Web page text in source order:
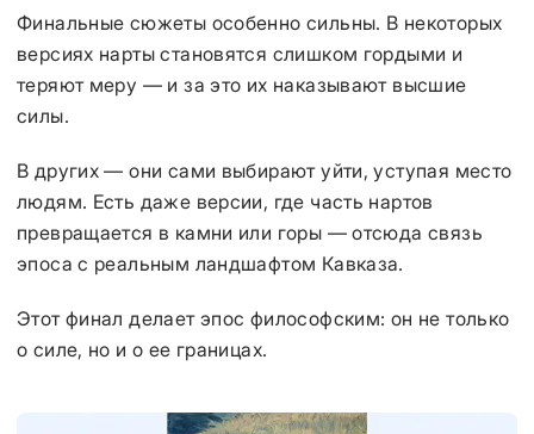
Финальные сюжеты особенно сильны. В некоторых
версиях нарты становятся слишком гордыми и
теряют меру — и за это их наказывают высшие
силы.
В других — они сами выбирают уйти, уступая место
людям. Есть даже версии, где часть нартов
превращается в камни или горы — отсюда связь
эпоса с реальным ландшафтом Кавказа.
Этот финал делает эпос философским: он не только
о силе, но и о ее границах.